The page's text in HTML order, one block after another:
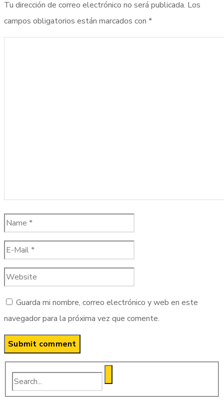
Tu dirección de correo electrónico no será publicada. Los
campos obligatorios están marcados con *
Guarda mi nombre, correo electrónico y web en este
navegador para la próxima vez que comente.